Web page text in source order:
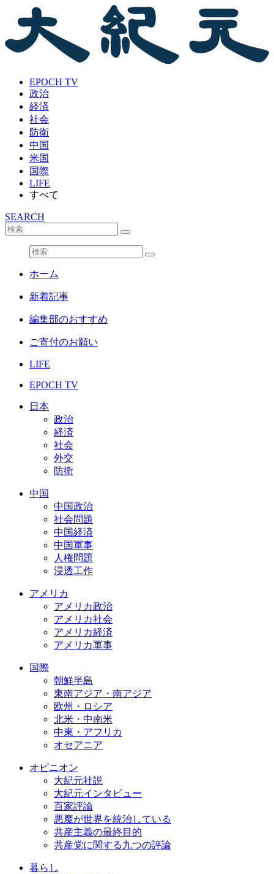
EPOCH TV
政治
経済
社会
防衛
中国
米国
国際
LIFE
すべて
SEARCH
ホーム
新着記事
編集部のおすすめ
ご寄付のお願い
LIFE
EPOCH TV
日本
政治
経済
社会
外交
防衛
中国
中国政治
社会問題
中国経済
中国軍事
人権問題
浸透工作
アメリカ
アメリカ政治
アメリカ社会
アメリカ経済
アメリカ軍事
国際
朝鮮半島
東南アジア・南アジア
欧州・ロシア
北米・中南米
中東・アフリカ
オセアニア
オピニオン
大紀元社説
大紀元インタビュー
百家評論
悪魔が世界を統治している
共産主義の最終目的
共産党に関する九つの評論
暮らし